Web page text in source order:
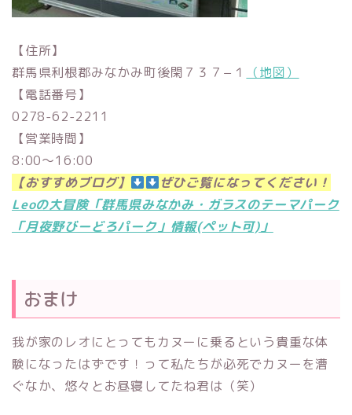
【住所】
群馬県利根郡みなかみ町後閑７３７−１
（地図）
【電話番号】
0278-62-2211
【営業時間】
8:00〜16:00
【おすすめブログ】
ぜひご覧になってください！
Leoの大冒険「群馬県みなかみ・ガラスのテーマパーク
「月夜野びーどろパーク」情報(ペット可)」
おまけ
我が家のレオにとってもカヌーに乗るという貴重な体
験になったはずです！って私たちが必死でカヌーを漕
ぐなか、悠々とお昼寝してたね君は（笑）